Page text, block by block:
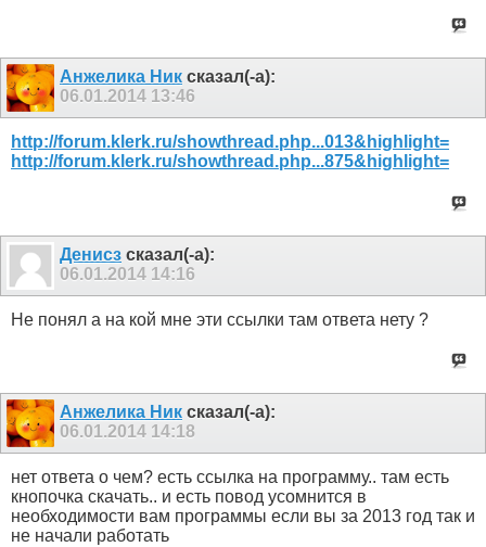
Анжелика Ник сказал(-а):
06.01.2014 13:46
http://forum.klerk.ru/showthread.php...013&highlight=
http://forum.klerk.ru/showthread.php...875&highlight=
Денисз сказал(-а):
06.01.2014 14:16
Не понял а на кой мне эти ссылки там ответа нету ?
Анжелика Ник сказал(-а):
06.01.2014 14:18
нет ответа о чем? есть ссылка на программу.. там есть
кнопочка скачать.. и есть повод усомнится в
необходимости вам программы если вы за 2013 год так и
не начали работать